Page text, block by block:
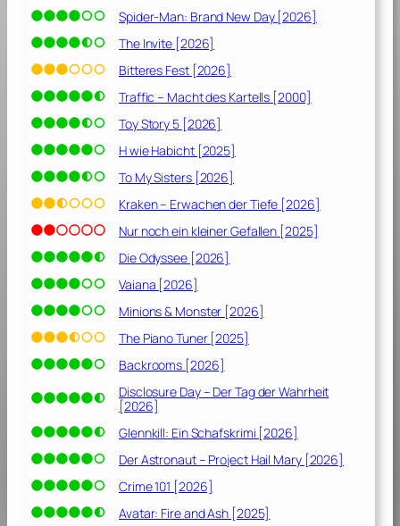
Spider-Man: Brand New Day [2026]
The Invite [2026]
Bitteres Fest [2026]
Traffic – Macht des Kartells [2000]
Toy Story 5 [2026]
H wie Habicht [2025]
To My Sisters [2026]
Kraken – Erwachen der Tiefe [2026]
Nur noch ein kleiner Gefallen [2025]
Die Odyssee [2026]
Vaiana [2026]
Minions & Monster [2026]
The Piano Tuner [2025]
Backrooms [2026]
Disclosure Day – Der Tag der Wahrheit
[2026]
Glennkill: Ein Schafskrimi [2026]
Der Astronaut – Project Hail Mary [2026]
Crime 101 [2026]
Avatar: Fire and Ash [2025]